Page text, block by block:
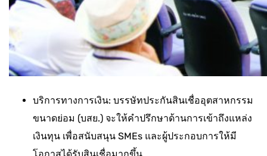
บริการทางการเงิน: บรรษัทประกันสินเชื่ออุตสาหกรรม
ขนาดย่อม (บสย.) จะให้คำปรึกษาด้านการเข้าถึงแหล่ง
เงินทุน เพื่อสนับสนุน SMEs และผู้ประกอบการให้มี